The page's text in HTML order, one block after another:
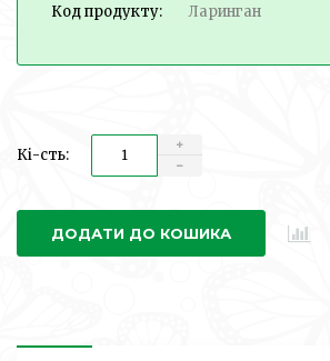
Код продукту: Ларинган
Кі-сть:
ДОДАТИ ДО КОШИКА